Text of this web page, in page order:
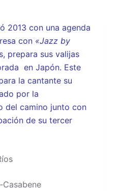
2013 con una agenda
con «Jazz by
prepara sus valijas
en Japón. Este
la cantante su
por la
del camino junto con
de su tercer